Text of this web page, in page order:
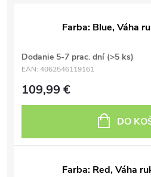
Farba: Blue, Váha
Dodanie 5-7 prac. dní (>5 ks)
EAN: 4062546119161
109,99 €
DO
Farba: Red, Váha